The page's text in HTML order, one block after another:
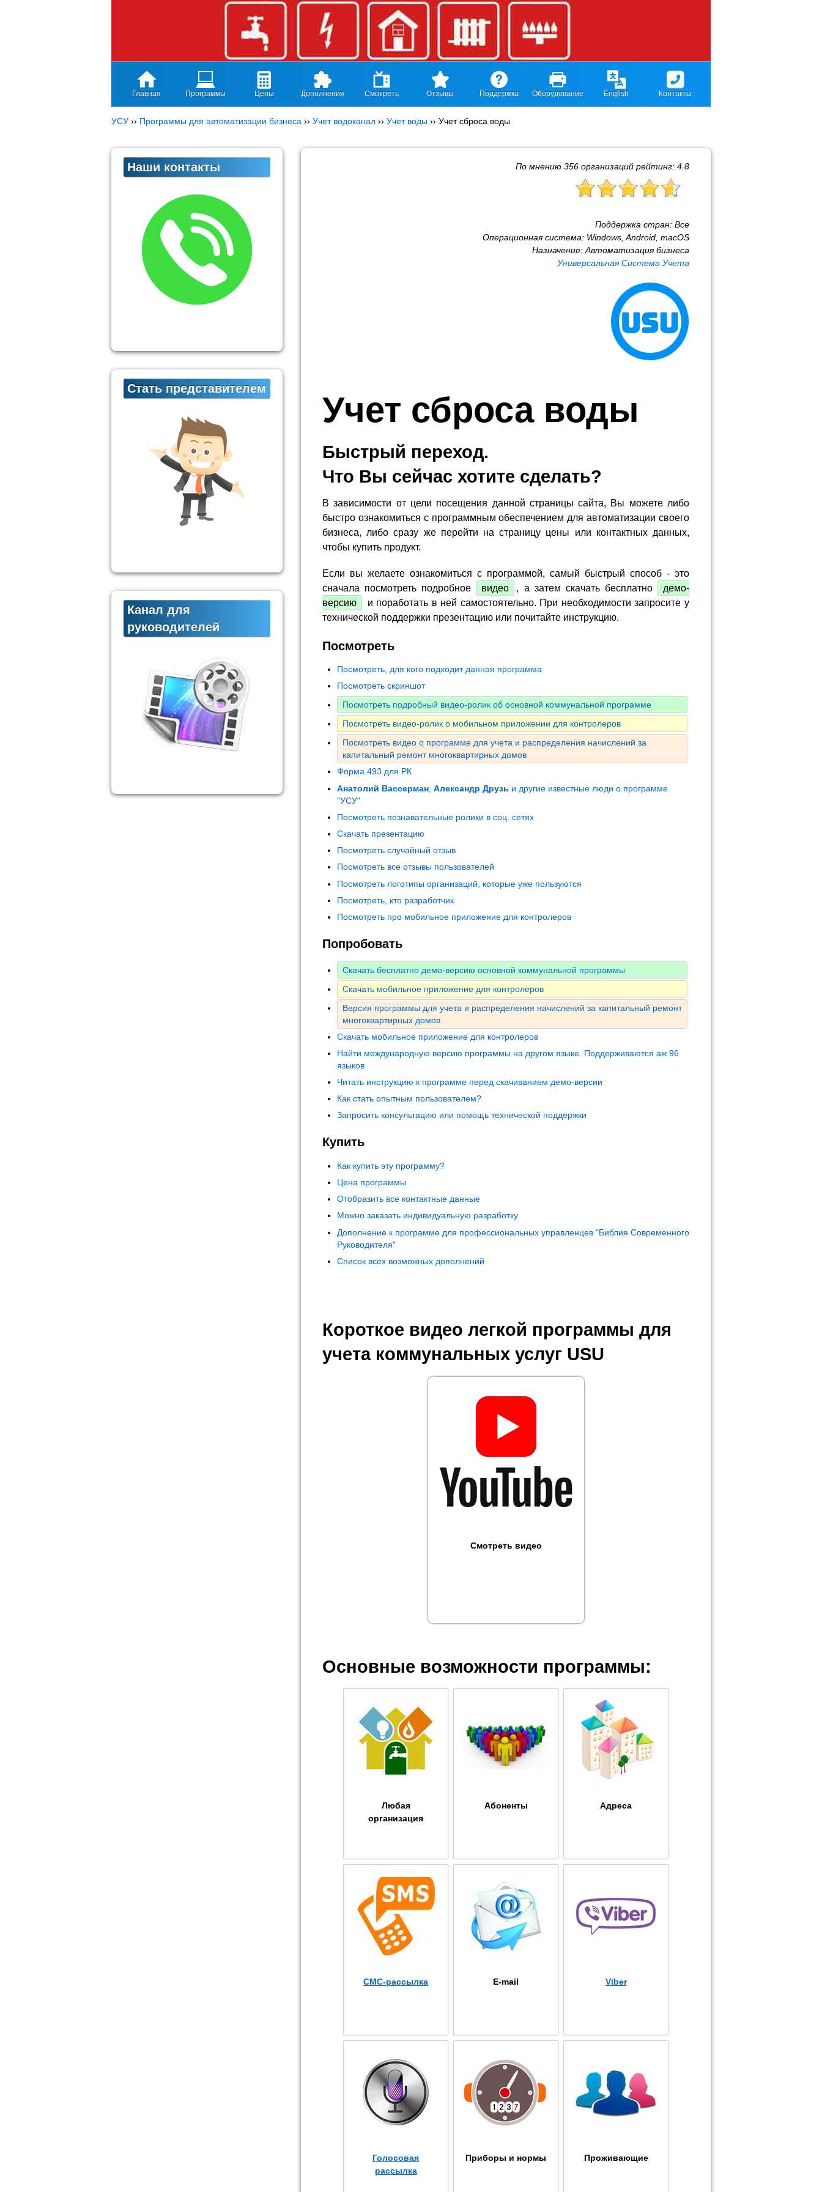
Главная Программы Цены Дополнения Смотреть Отзывы Поддержка Оборудование English Контакты
УСУ ›› Программы для автоматизации бизнеса ›› Учет водоканал ›› Учет воды ›› Учет сброса воды
По мнению 356 организаций рейтинг: 4.8
Поддержка стран: Все
Операционная система: Windows, Android, macOS
Назначение: Автоматизация бизнеса
Универсальная Система Учета
Учет сброса воды
Быстрый переход.
Что Вы сейчас хотите сделать?
В зависимости от цели посещения данной страницы сайта, Вы можете либо
быстро ознакомиться с программным обеспечением для автоматизации своего
бизнеса, либо сразу же перейти на страницу цены или контактных данных,
чтобы купить продукт.
Если вы желаете ознакомиться с программой, самый быстрый способ - это
сначала посмотреть подробное
видео , а затем скачать бесплатно
демо-
версию
и поработать в ней самостоятельно. При необходимости запросите у
технической поддержки презентацию или почитайте инструкцию.
Посмотреть
Посмотреть, для кого подходит данная программа
Посмотреть скриншот
Посмотреть подробный видео-ролик об основной коммунальной программе
Посмотреть видео-ролик о мобильном приложении для контролеров
Посмотреть видео о программе для учета и распределения начислений за
капитальный ремонт многоквартирных домов
Форма 493 для РК
Анатолий Вассерман Александр Друзь и другие известные люди о программе
"УСУ"
Посмотреть познавательные ролики в соц. сетях
Скачать презентацию
Посмотреть случайный отзыв
Посмотреть все отзывы пользователей
Посмотреть логотипы организаций, которые уже пользуются
Посмотреть, кто разработчик
Посмотреть про мобильное приложение для контролеров
Попробовать
Скачать бесплатно демо-версию основной коммунальной программы
Скачать мобильное приложение для контролеров
Версия программы для учета и распределения начислений за капитальный ремонт
многоквартирных домов
Скачать мобильное приложение для контролеров
Найти международную версию программы на другом языке. Поддерживаются аж 96
языков
Читать инструкцию к программе перед скачиванием демо-версии
Как стать опытным пользователем?
Запросить консультацию или помощь технической поддержки
Купить
Как купить эту программу?
Цена программы
Отобразить все контактные данные
Можно заказать индивидуальную разработку
Дополнение к программе для профессиональных управленцев "Библия Современного
Руководителя"
Список всех возможных дополнений
Короткое видео легкой программы для
учета коммунальных услуг USU
Смотреть видео
Основные возможности программы:
Любая
организация
Абоненты Адреса
СМС-рассылка E-mail Viber
Голосовая
рассылка
Приборы и нормы Проживающие
Наши контакты
Стать представителем
Канал для
руководителей